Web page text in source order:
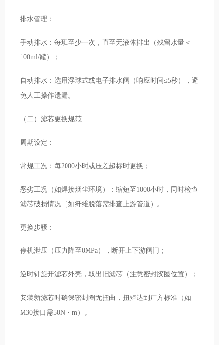
排水管理：
手动排水：每班至少一次，直至无液体排出（残留水量＜
100ml/罐）；
自动排水：选用浮球式或电子排水阀（响应时间≤5秒），避
免人工操作遗漏。
（二）滤芯更换规范
周期设定：
常规工况：每2000小时或压差超标时更换；
恶劣工况（如焊接烟尘环境）：缩短至1000小时，同时检查
滤芯破损情况（如纤维脱落需排查上游管道）。
更换步骤：
停机泄压（压力降至0MPa），断开上下游阀门；
逆时针旋开滤芯外壳，取出旧滤芯（注意密封胶圈位置）；
安装新滤芯时确保密封圈无扭曲，扭矩达到厂方标准（如
M30接口需50N・m）。